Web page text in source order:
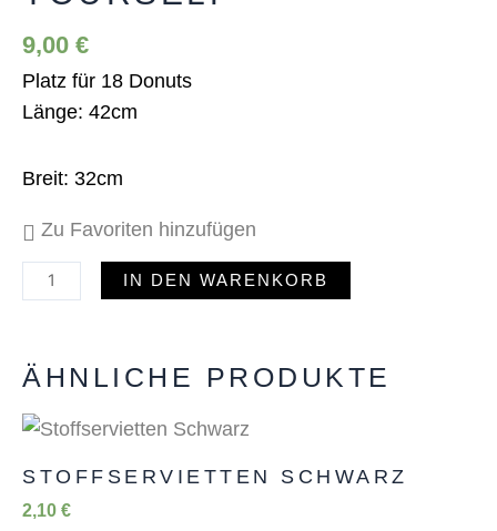
9,00 €
Platz für 18 Donuts
Länge: 42cm
Breit: 32cm
Zu Favoriten hinzufügen
IN DEN WARENKORB
ÄHNLICHE PRODUKTE
STOFFSERVIETTEN SCHWARZ
2,10 €